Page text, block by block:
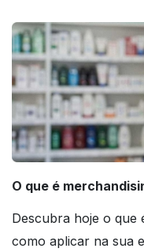
O que é
Descubra hoje o que
como aplicar na sua